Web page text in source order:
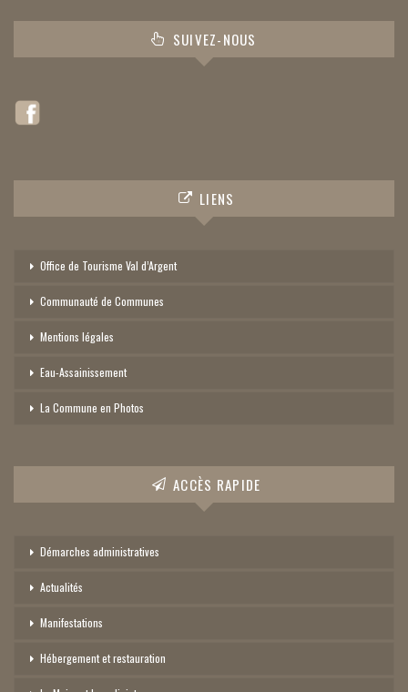
SUIVEZ-NOUS
LIENS
Office de Tourisme Val d’Argent
Communauté de Communes
Mentions légales
Eau-Assainissement
La Commune en Photos
ACCÈS RAPIDE
Démarches administratives
Actualités
Manifestations
Hébergement et restauration